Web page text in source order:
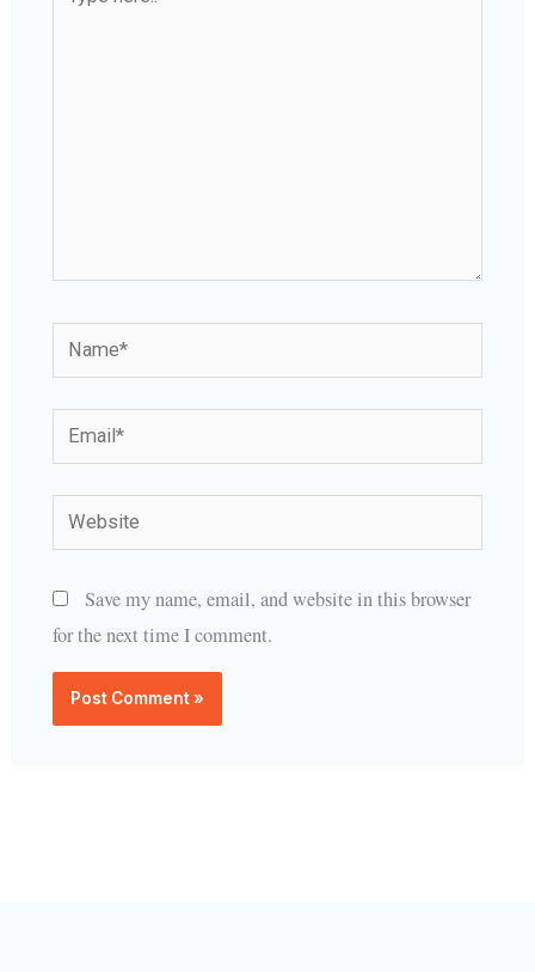
Name*
Email*
Website
Save my name, email, and website in this browser
for the next time I comment.